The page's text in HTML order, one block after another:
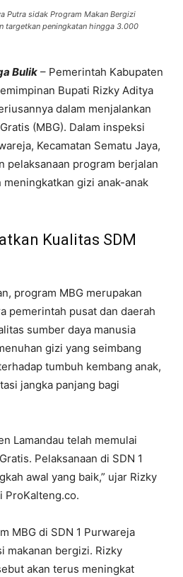
Putra sidak Program Makan Bergizi
targetkan peningkatan hingga 3.000
Bulik – Pemerintah Kabupaten
Bupati Rizky Aditya
dalam menjalankan
(MBG). Dalam inspeksi
Kecamatan Sematu Jaya,
pelaksanaan program berjalan
gizi anak-anak
Kualitas SDM
program MBG merupakan
pemerintah pusat dan daerah
sumber daya manusia
gizi yang seimbang
tumbuh kembang anak,
jangka panjang bagi
Lamandau telah memulai
Pelaksanaan di SDN 1
awal yang baik,” ujar Rizky
ProKalteng.co.
MBG di SDN 1 Purwareja
makanan bergizi. Rizky
akan terus meningkat